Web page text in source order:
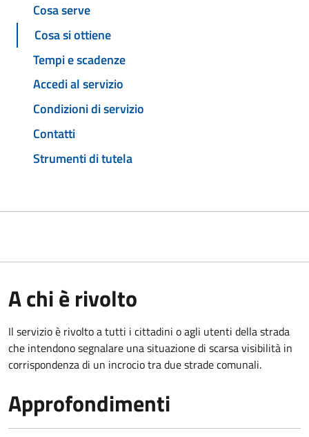
Cosa serve
Cosa si ottiene
Tempi e scadenze
Accedi al servizio
Condizioni di servizio
Contatti
Strumenti di tutela
A chi è rivolto
Il servizio è rivolto a tutti i cittadini o agli utenti della strada
che intendono segnalare una situazione di scarsa visibilità in
corrispondenza di un incrocio tra due strade comunali.
Approfondimenti